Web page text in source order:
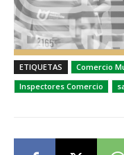
ETIQUETAS Comercio
Inspectores Comercio